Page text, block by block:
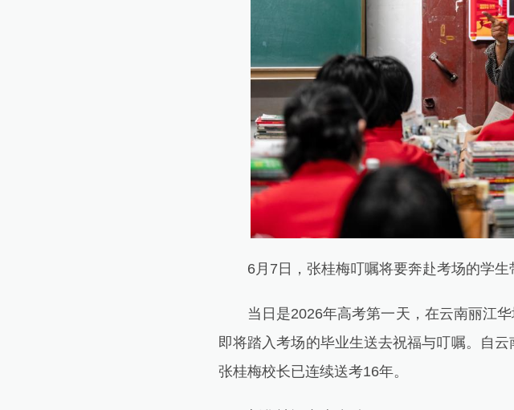
6月7日，张桂梅叮嘱将要奔赴考场的学生
当日是2026年高考第一天，在云南丽江华
即将踏入考场的毕业生送去祝福与叮嘱。自
张桂梅校长已连续送考16年。